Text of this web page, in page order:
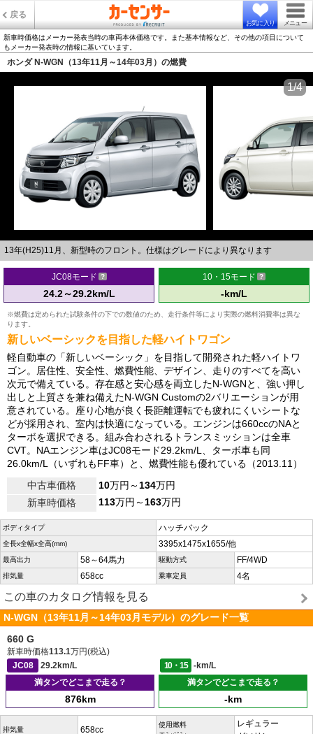
戻る
お気に入り メニュー
新車時価格はメーカー発表当時の車両本体価格です。また基本情報など、その他の項目について
もメーカー発表時の情報に基いています。
ホンダ N-WGN（13年11月～14年03月）の燃費
13年(H25)11月、新型時のフロント。仕様はグレードにより異なります
1/4
JC08モード
24.2～29.2km/L
10・15モード
-km/L
※燃費は定められた試験条件の下での数値のため、走行条件等により実際の燃料消費率は異な
ります。
新しいベーシックを目指した軽ハイトワゴン
軽自動車の「新しいベーシック」を目指して開発された軽ハイトワ
ゴン。居住性、安全性、燃費性能、デザイン、走りのすべてを高い
次元で備えている。存在感と安心感を両立したN-WGNと、強い押し
出しと上質さを兼ね備えたN-WGN Customの2バリエーションが用
意されている。座り心地が良く長距離運転でも疲れにくいシートな
どが採用され、室内は快適になっている。エンジンは660ccのNAと
ターボを選択できる。組み合わされるトランスミッションは全車
CVT。NAエンジン車はJC08モード29.2km/L、ターボ車も同
26.0km/L（いずれもFF車）と、燃費性能も優れている（2013.11）
中古車価格
10万円～134万円
新車時価格
113万円～163万円
ボディタイプ ハッチバック
全長x全幅x全高(mm) 3395x1475x1655/他
最高出力 58～64馬力 駆動方式 FF/4WD
排気量 658cc 乗車定員 4名
この車のカタログ情報を見る
N-WGN（13年11月～14年03月モデル）のグレード一覧
660 G
新車時価格113.1万円(税込)
JC08
29.2km/L 10・15
-km/L
満タンでどこまで走る？
876km
満タンでどこまで走る？
-km
排気量 658cc
使用燃料
レギュラー